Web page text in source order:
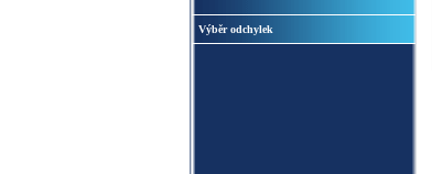
Výběr odchylek